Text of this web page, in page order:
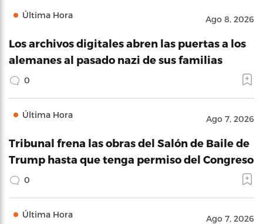
Última Hora Ago 8, 2026
Los archivos digitales abren las puertas a los
alemanes al pasado nazi de sus familias
0
Última Hora Ago 7, 2026
Tribunal frena las obras del Salón de Baile de
Trump hasta que tenga permiso del Congreso
0
Última Hora Ago 7, 2026